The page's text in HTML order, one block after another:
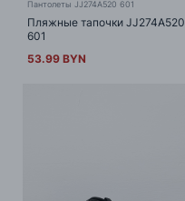
Пантолеты JJ274A520 601
Пляжные тапочки JJ274A520
601
53.99 BYN